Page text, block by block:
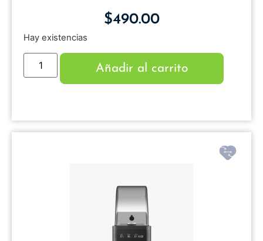
$490.00
Hay existencias
Añadir al carrito